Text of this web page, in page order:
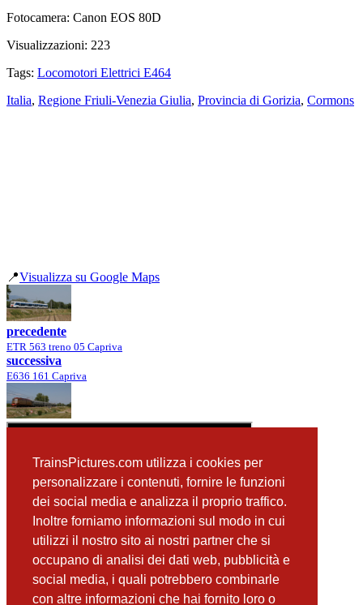
TrainsPictures.com utilizza i cookies per
personalizzare i contenuti, fornire le funzioni
dei social media e analizza il proprio traffico.
Inoltre forniamo informazioni sul modo in cui
utilizzi il nostro sito ai nostri partner che si
occupano di analisi dei dati web, pubblicità e
social media, i quali potrebbero combinarle
con altre informazioni che hai fornito loro o
Fotocamera: Canon EOS 80D
Visualizzazioni: 223
Tags: Locomotori Elettrici E464
Italia, Regione Friuli-Venezia Giulia, Provincia di Gorizia, Cormons
📍Visualizza su Google Maps
precedente
ETR 563 treno 05 Capriva
successiva
E636 161 Capriva
📸 Fotografie scattate nei dintorniVedi tutte ➔